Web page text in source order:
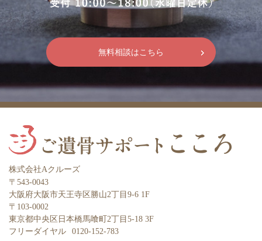
無料相談はこちら
株式会社Aクルーズ
〒543-0043
大阪府大阪市天王寺区勝山2丁目9-6 1F
〒103-0002
東京都中央区日本橋馬喰町2丁目5-18 3F
フリーダイヤル
0120-152-783